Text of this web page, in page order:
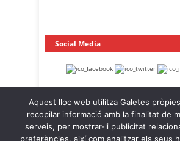
Social Media
Aquest lloc web utilitza Galetes
recopilar informació amb la finalitat de
serveis, per mostrar-li publicitat
preferències, així com analitzar els seus